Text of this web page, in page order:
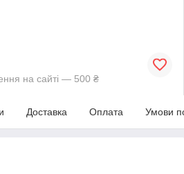
на сайті — 500 ₴
Доставка Оплата Умови